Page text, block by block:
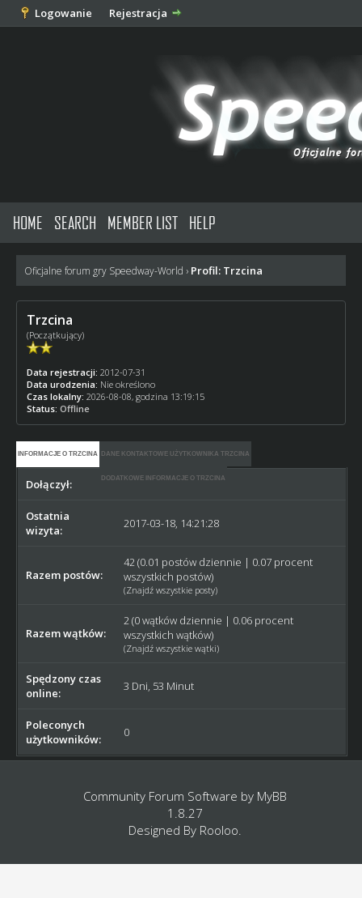
Logowanie Rejestracja
HOME SEARCH MEMBER LIST HELP
Oficjalne forum gry Speedway-World › Profil: Trzcina
Trzcina
(Początkujący)
Data rejestracji: 2012-07-31
Data urodzenia: Nie określono
Czas lokalny: 2026-08-08, godzina 13:19:15
Status: Offline
INFORMACJE O TRZCINA DANE KONTAKTOWE UŻYTKOWNIKA TRZCINA
DODATKOWE INFORMACJE O TRZCINA
Dołączył: 2012-07-31
Ostatnia
wizyta:
2017-03-18, 14:21:28
Razem postów:
42 (0.01 postów dziennie | 0.07 procent
wszystkich postów)
(Znajdź wszystkie posty)
Razem wątków:
2 (0 wątków dziennie | 0.06 procent
wszystkich wątków)
(Znajdź wszystkie wątki)
Spędzony czas
online:
3 Dni, 53 Minut
Poleconych
użytkowników:
0
Community Forum Software by MyBB
1.8.27
Designed By Rooloo.